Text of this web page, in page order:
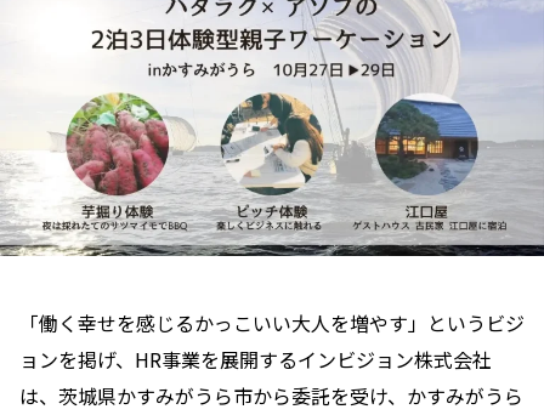
「働く幸せを感じるかっこいい大人を増やす」というビジ
ョンを掲げ、HR事業を展開するインビジョン株式会社
は、茨城県かすみがうら市から委託を受け、かすみがうら